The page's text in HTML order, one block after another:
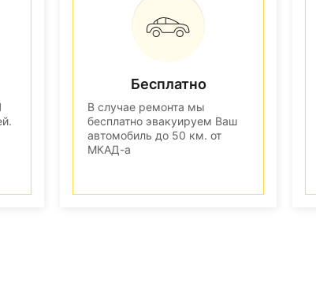
Бесплатно
В случае ремонта мы
бесплатно эвакуируем Ваш
автомобиль до 50 км. от
МКАД-а